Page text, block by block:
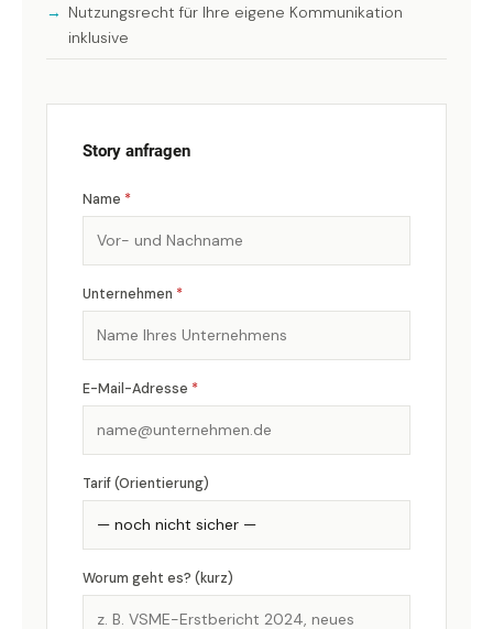
Nutzungsrecht für Ihre eigene Kommunikation
inklusive
Story anfragen
Name *
Unternehmen *
E-Mail-Adresse *
Tarif (Orientierung)
Worum geht es? (kurz)